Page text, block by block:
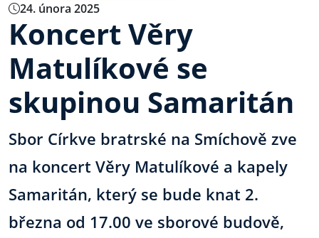
24. února 2025
Koncert Věry
Matulíkové se
skupinou Samaritán
Sbor Církve bratrské na Smíchově zve
na koncert Věry Matulíkové a kapely
Samaritán, který se bude knat 2.
března od 17.00 ve sborové budově,